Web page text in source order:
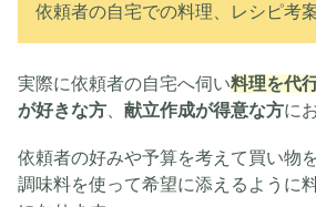
依頼者の自宅での料理、レシピ考
実際に依頼者の自宅へ伺い料理を代
が好きな方
献立作成が得意な方に
依頼者の好みや予算を考えて買い物
調味料を使って希望に添えるように